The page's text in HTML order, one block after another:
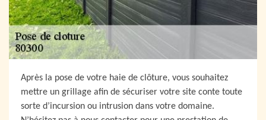
Après la pose de votre haie de clôture, vous souhaitez
mettre un grillage afin de sécuriser votre site conte toute
sorte d’incursion ou intrusion dans votre domaine.